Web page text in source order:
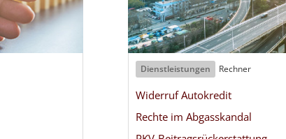
Dienstleistungen Rechner
Widerruf Autokredit
Rechte im Abgasskandal